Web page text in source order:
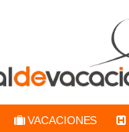
VACACIONES